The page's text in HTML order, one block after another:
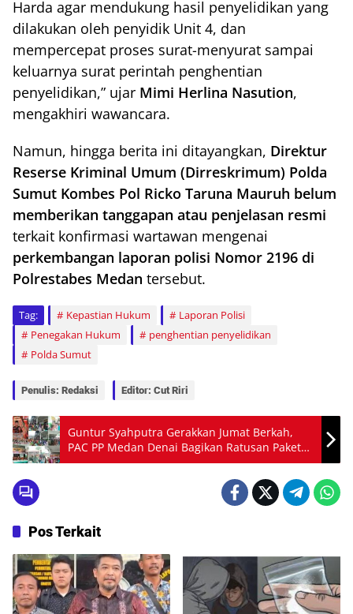
Harda agar mendukung hasil penyelidikan yang
dilakukan oleh penyidik Unit 4, dan
mempercepat proses surat-menyurat sampai
keluarnya surat perintah penghentian
penyelidikan,” ujar Mimi Herlina Nasution,
mengakhiri wawancara.
Namun, hingga berita ini ditayangkan, Direktur
Reserse Kriminal Umum (Dirreskrimum) Polda
Sumut Kombes Pol Ricko Taruna Mauruh belum
memberikan tanggapan atau penjelasan resmi
terkait konfirmasi wartawan mengenai
perkembangan laporan polisi Nomor 2196 di
Polrestabes Medan tersebut.
Tag: Kepastian Hukum
Laporan Polisi
Penegakan Hukum
penghentian penyelidikan
Polda Sumut
Penulis: Redaksi Editor: Cut Riri
Guntur Syahputra Gerakkan Jumat Berkah,
PAC PP Medan Denai Bagikan Ratusan Paket
Beras ke Warga
Pos Terkait